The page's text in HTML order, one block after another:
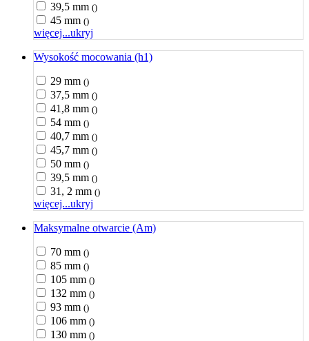
39,5 mm ()
45 mm ()
więcej...ukryj
Wysokość mocowania (h1)
29 mm ()
37,5 mm ()
41,8 mm ()
54 mm ()
40,7 mm ()
45,7 mm ()
50 mm ()
39,5 mm ()
31, 2 mm ()
więcej...ukryj
Maksymalne otwarcie (Am)
70 mm ()
85 mm ()
105 mm ()
132 mm ()
93 mm ()
106 mm ()
130 mm ()